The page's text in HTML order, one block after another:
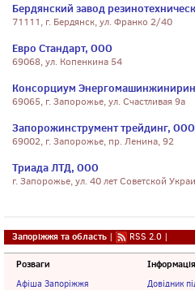
Бердянский завод
71111, г. Бердянск, ул. Франко 2/40
Евро Стандарт, ООО
69068, ул. Копенкина 54
Консорциум
69065, г. Запорожье, ул. Счастливая 9а
Запорожинструмент трейдинг, ООО
69002, г. Запорожье, пр. Ленина, 92
Триада ЛТД, ООО
г. Запорожье, ул. 40 лет Советской
Запоріжжя та область | RSS 2.0 |
Розваги
Афіша Запоріжжя
Інформація
Довідник